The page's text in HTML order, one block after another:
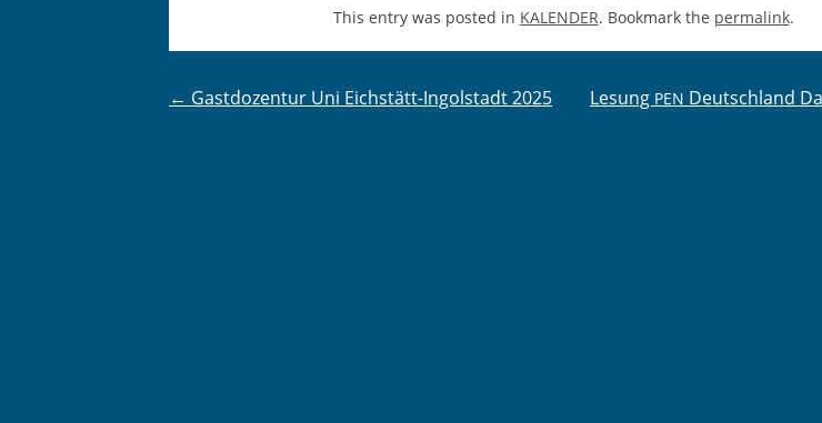
This entry was posted in KALENDER. Bookmark the permalink.
Post
← Gastdozentur Uni Eichstätt-Ingolstadt 2025 Lesung PEN Deutschland